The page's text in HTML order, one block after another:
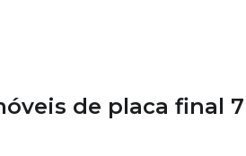
de placa final 7